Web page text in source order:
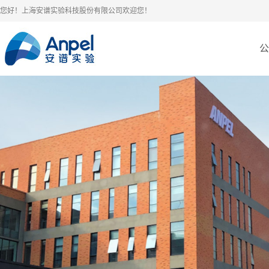
您好！上海安谱实验科技股份有限公司欢迎您！